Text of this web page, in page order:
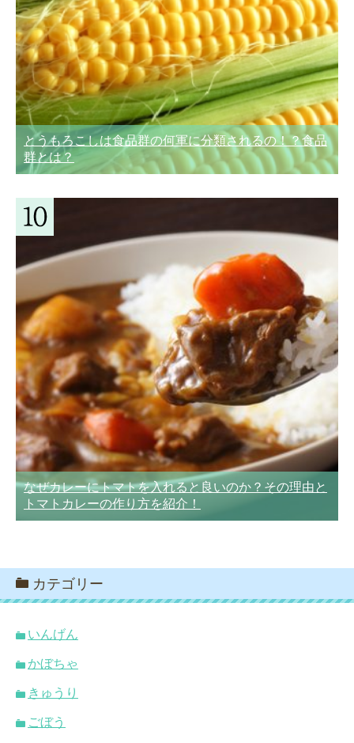
とうもろこしは食品群の何軍に分類されるの！？食品
群とは？
なぜカレーにトマトを入れると良いのか？その理由と
トマトカレーの作り方を紹介！
カテゴリー
いんげん
かぼちゃ
きゅうり
ごぼう